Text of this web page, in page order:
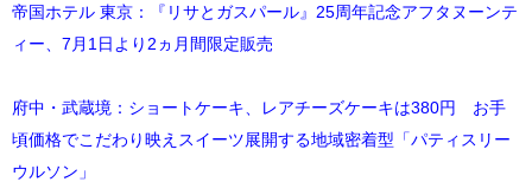
帝国ホテル 東京：『リサとガスパール』25周年記念アフタヌーンテ
ィー、7月1日より2ヵ月間限定販売
府中・武蔵境：ショートケーキ、レアチーズケーキは380円 お手
頃価格でこだわり映えスイーツ展開する地域密着型「パティスリー
ウルソン」